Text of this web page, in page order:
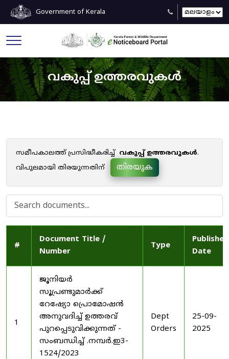
Government of Kerala
വകുപ്പ് ഉത്തരവുകൾ
സമീപകാലത്ത് പ്രസിദ്ധീകരിച്ച് വകുപ്പ് ഉത്തരവുകൾ.
വിപുലമായി തിരയുന്നതിന്
തിരയുക
#
Document Title /
Number
Type
Published
Date
1
ജൂനിയർ
സൂപ്രണ്ടുമാർക്ക്
റേഷ്യോ പ്രൊമോഷൻ
അനുവദിച്ച് ഉത്തരവ്
പുറപ്പെടുവിക്കുന്നത് -
സംബന്ധിച്ച് .നമ്പർ.ഇ3-
1524/2023
Dept
Orders
25-09-
2025